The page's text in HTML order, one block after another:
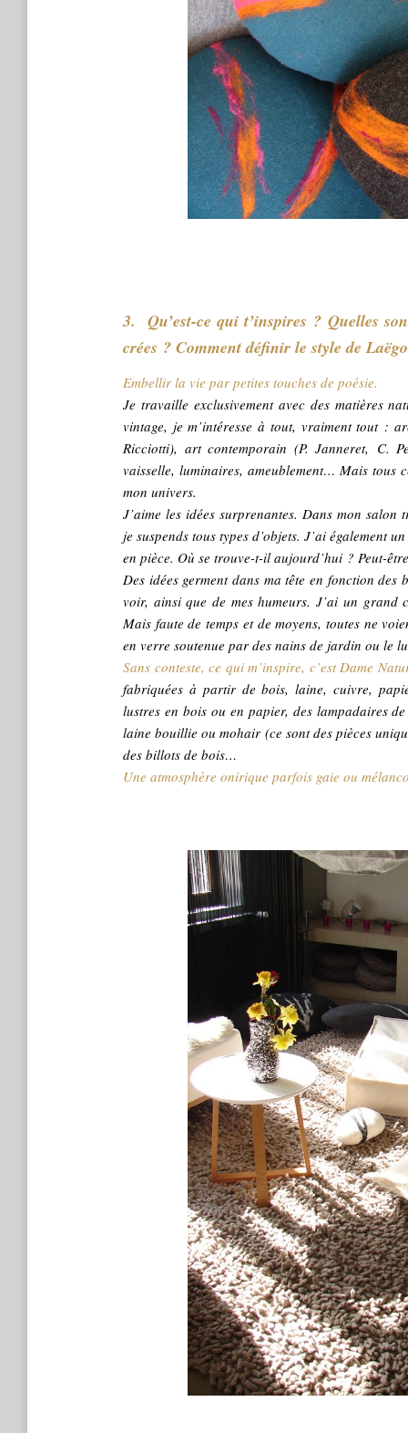
3. Qu’est-ce qui t’inspires ? Quelles
crées ? Comment définir le style de
Embellir la vie par petites touches de poésie.
Je travaille exclusivement avec des matières
vintage, je m’intéresse à tout, vraiment tout :
Ricciotti), art contemporain (P. Janneret, C.
vaisselle, luminaires, ameublement… Mais tous
mon univers.
J’aime les idées surprenantes. Dans mon
je suspends tous types d’objets. J’ai également
en pièce. Où se trouve-t-il aujourd’hui ? Peut-
Des idées germent dans ma tête en fonction
voir, ainsi que de mes humeurs. J’ai un grand
Mais faute de temps et de moyens, toutes ne
en verre soutenue par des nains de jardin ou le
Sans conteste, ce qui m’inspire, c’est Dame
fabriquées à partir de bois, laine, cuivre,
lustres en bois ou en papier, des lampadaires
laine bouillie ou mohair (ce sont des pièces
des billots de bois…
Une atmosphère onirique parfois gaie ou